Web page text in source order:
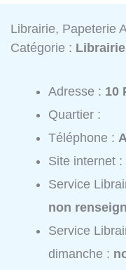
Librairie, Papeterie
Catégorie : Librairie
Adresse : 10
Quartier :
Téléphone :
Site internet :
Service
non
Service
dimanche :